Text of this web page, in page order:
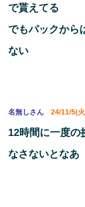
で貰えてる
でもパックから
ない
名無しさん 24/11/5(
12時間に一度の
なさないとなあ